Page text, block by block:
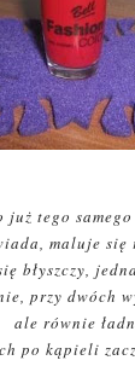
już tego
maluje
błyszczy,
przy dwóch
ale równie
po kąpieli